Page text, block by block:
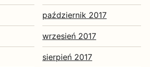
październik 2017
wrzesień 2017
sierpień 2017